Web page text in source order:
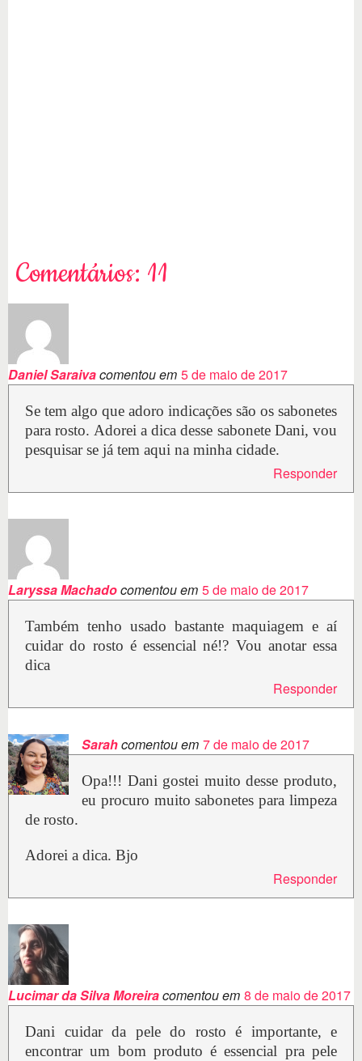
Comentários: 11
Daniel Saraivacomentou em 5 de maio de 2017
Se tem algo que adoro indicações são os sabonetes
para rosto. Adorei a dica desse sabonete Dani, vou
pesquisar se já tem aqui na minha cidade.
Responder
Laryssa Machadocomentou em 5 de maio de 2017
Também tenho usado bastante maquiagem e aí
cuidar do rosto é essencial né!? Vou anotar essa
dica
Responder
Sarahcomentou em 7 de maio de 2017
Opa!!! Dani gostei muito desse produto,
eu procuro muito sabonetes para limpeza
de rosto.
Adorei a dica. Bjo
Responder
Lucimar da Silva Moreiracomentou em 8 de maio de 2017
Dani cuidar da pele do rosto é importante, e
encontrar um bom produto é essencial pra pele